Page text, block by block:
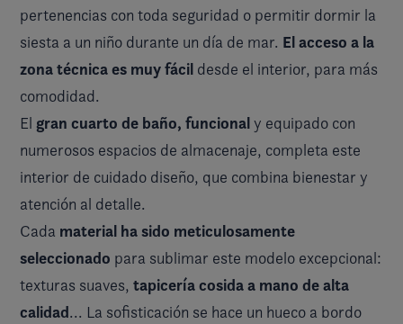
pertenencias con toda seguridad o permitir dormir la
siesta a un niño durante un día de mar. El acceso a la
zona técnica es muy fácil desde el interior, para más
comodidad.
El gran cuarto de baño, funcionaly equipado con
numerosos espacios de almacenaje, completa este
interior de cuidado diseño, que combina bienestar y
atención al detalle.
Cada material ha sido meticulosamente
seleccionado para sublimar este modelo excepcional:
texturas suaves, tapicería cosida a mano de alta
calidad... La sofisticación se hace un hueco a bordo